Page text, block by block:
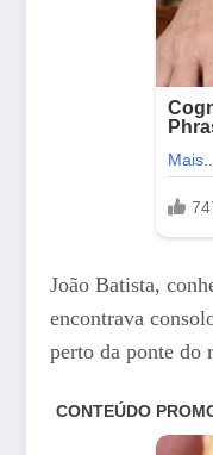
João Batista,
encontrava
perto da ponte do